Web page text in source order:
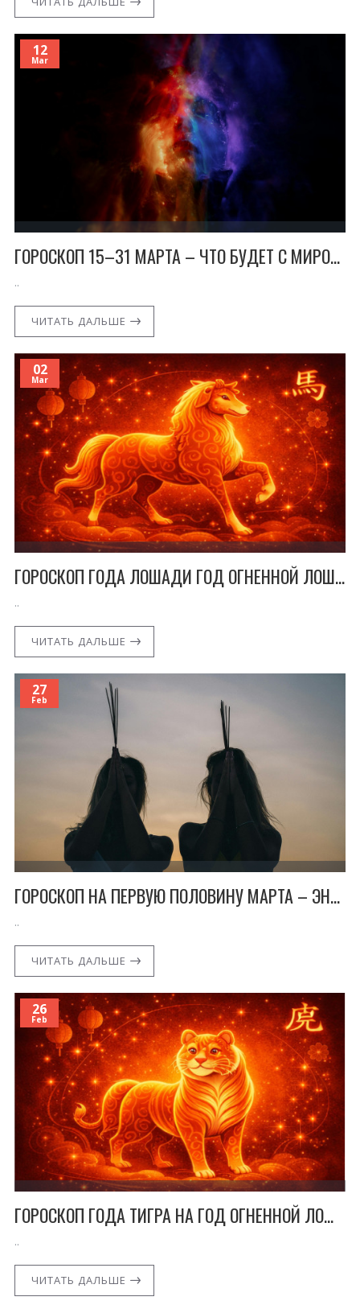
12
Mar
ГОРОСКОП 15–31 МАРТА – ЧТО БУДЕТ С МИРОМ?
..
ЧИТАТЬ ДАЛЬШЕ
02
Mar
ГОРОСКОП ГОДА ЛОШАДИ ГОД ОГНЕННОЙ ЛОШАДИ
..
ЧИТАТЬ ДАЛЬШЕ
27
Feb
ГОРОСКОП НА ПЕРВУЮ ПОЛОВИНУ МАРТА – ЭНЕРГИЯ РАСТЁТ
..
ЧИТАТЬ ДАЛЬШЕ
26
Feb
ГОРОСКОП ГОДА ТИГРА НА ГОД ОГНЕННОЙ ЛОШАДИ
..
ЧИТАТЬ ДАЛЬШЕ